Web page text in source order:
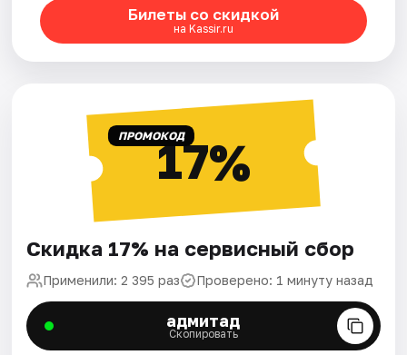
Билеты со скидкой
на Kassir.ru
ПРОМОКОД17%
Скидка 17% на сервисный сбор
Применили: 2 395 раз Проверено: 1 минуту назад
адмитад
Скопировать